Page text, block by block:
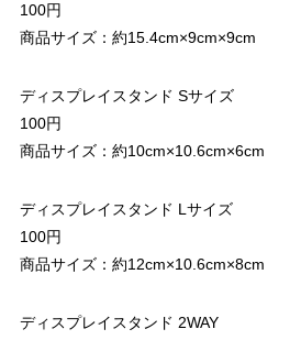
100円
商品サイズ：約15.4cm×9cm×9cm
ディスプレイスタンド Sサイズ
100円
商品サイズ：約10cm×10.6cm×6cm
ディスプレイスタンド Lサイズ
100円
商品サイズ：約12cm×10.6cm×8cm
ディスプレイスタンド 2WAY